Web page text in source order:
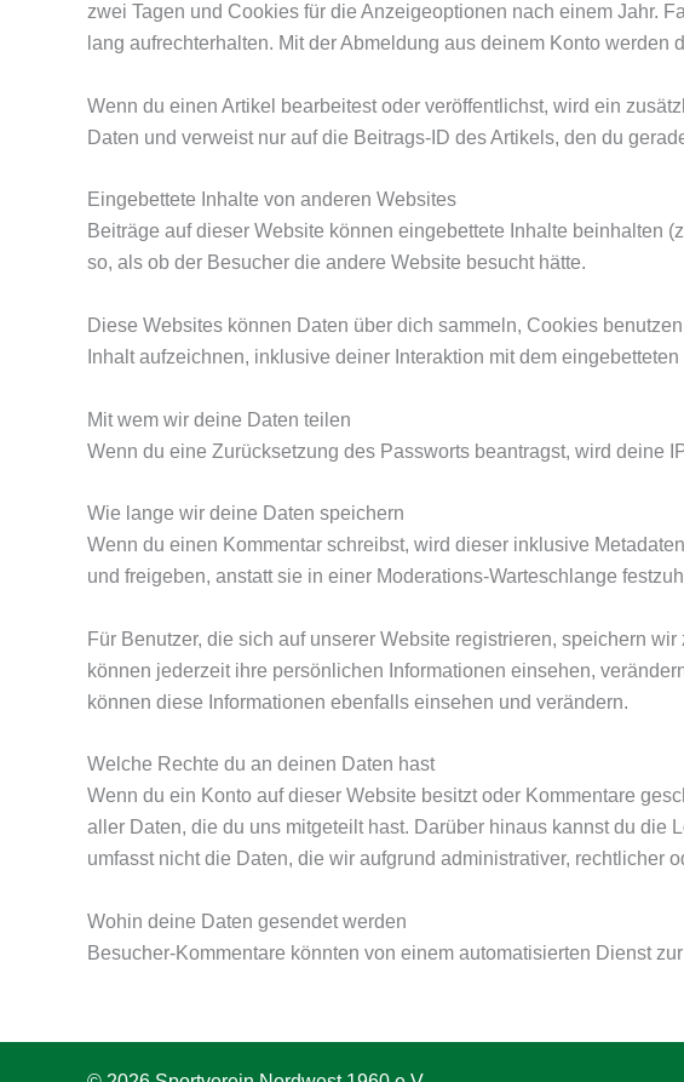
zwei Tagen und Cookies für die Anzeigeoptionen nach einem Jahr.
lang aufrechterhalten. Mit der Abmeldung aus deinem Konto werden
Wenn du einen Artikel bearbeitest oder veröffentlichst, wird ein
Daten und verweist nur auf die Beitrags-ID des Artikels, den du
Eingebettete Inhalte von anderen Websites
Beiträge auf dieser Website können eingebettete Inhalte beinhalten
so, als ob der Besucher die andere Website besucht hätte.
Diese Websites können Daten über dich sammeln, Cookies
Inhalt aufzeichnen, inklusive deiner Interaktion mit dem
Mit wem wir deine Daten teilen
Wenn du eine Zurücksetzung des Passworts beantragst, wird deine
Wie lange wir deine Daten speichern
Wenn du einen Kommentar schreibst, wird dieser inklusive
und freigeben, anstatt sie in einer Moderations-Warteschlange
Für Benutzer, die sich auf unserer Website registrieren, speichern
können jederzeit ihre persönlichen Informationen einsehen,
können diese Informationen ebenfalls einsehen und verändern.
Welche Rechte du an deinen Daten hast
Wenn du ein Konto auf dieser Website besitzt oder Kommentare
aller Daten, die du uns mitgeteilt hast. Darüber hinaus kannst du
umfasst nicht die Daten, die wir aufgrund administrativer,
Wohin deine Daten gesendet werden
Besucher-Kommentare könnten von einem automatisierten Dienst